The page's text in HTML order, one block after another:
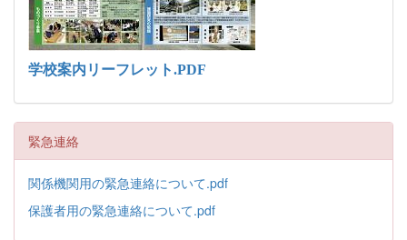
学校案内リーフレット.PDF
緊急連絡
関係機関用の緊急連絡について.pdf
保護者用の緊急連絡について.pdf